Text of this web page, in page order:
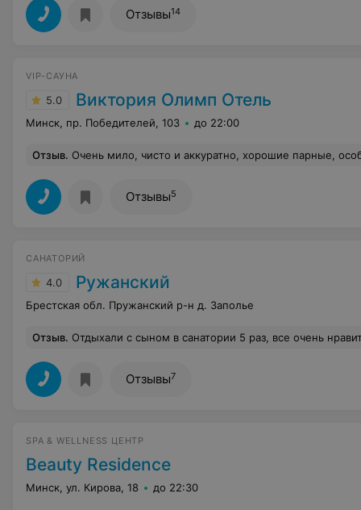
Отзывы14
VIP-САУНА
5.0 Виктория Олимп Отель
Минск, пр. Победителей, 103 до 22:00
Отзыв. Очень мило, чисто и аккуратно, хорошие парные, особенно понравился хамам, бассейн маленький, на фото казался больше, но поплавать удалось). Уровень 4 звезды, соответствует, приятное времяпрепровождение . Рада, что сходила.
Отзывы5
САНАТОРИЙ
4.0 Ружанский
Брестская обл. Пружанский р-н д. Заполье
Отзыв. Отдыхали с сыном в санатории 5 раз, все очень
Отзывы7
SPA & WELLNESS ЦЕНТР
Beauty Residence
Минск, ул. Кирова, 18 до 22:30